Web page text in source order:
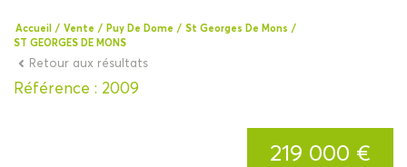
Accueil Vente Puy De Dome
St Georges De Mons
ST GEORGES DE MONS
Retour aux résultats
Référence : 2009
219 000 €